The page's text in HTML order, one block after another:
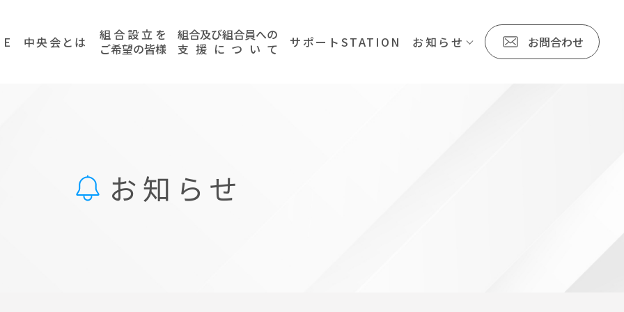
中央会とは 組 合設立 を
ご希望の皆様
組合及び組合員への
支 援 に つ い て サポートSTATION お知らせ お問合わせ
お知らせ